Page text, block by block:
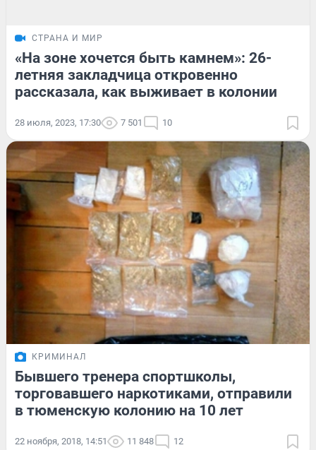
СТРАНА И МИР
«На зоне хочется быть камнем»: 26-
летняя закладчица откровенно
рассказала, как выживает в колонии
28 июля, 2023, 17:30 7 501 10
КРИМИНАЛ
Бывшего тренера спортшколы,
торговавшего наркотиками, отправили
в тюменскую колонию на 10 лет
22 ноября, 2018, 14:51 11 848 12